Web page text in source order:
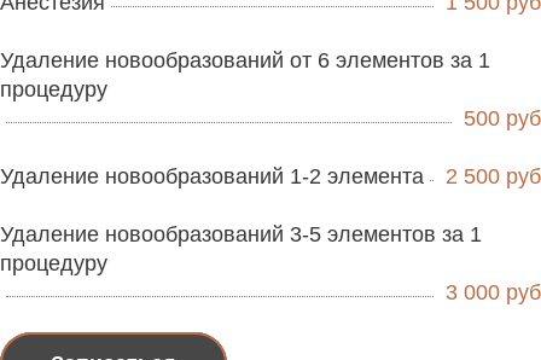
Удаление новообразований от 6 элементов за 1
процедуру
500 руб
Удаление новообразований 1-2 элемента 2 500 руб
Удаление новообразований 3-5 элементов за 1
процедуру
3 000 руб